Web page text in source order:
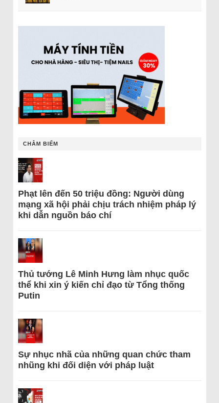
CHÂM BIẾM
Phạt lên đến 50 triệu đồng: Người dùng
mạng xã hội phải chịu trách nhiệm pháp lý
khi dẫn nguồn báo chí
Thủ tướng Lê Minh Hưng làm nhục quốc
thể khi xin ý kiến chỉ đạo từ Tổng thống
Putin
Sự nhục nhã của những quan chức tham
nhũng khi đối diện với pháp luật